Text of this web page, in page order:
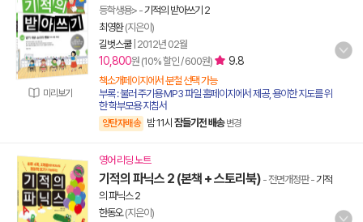
미리보기
등학생용> -기적의 받아쓰기 2
최영환(지은이)
길벗스쿨| 2012년 02월
10,800원 (10% 할인 / 600원) 9.8
책소개페이지에서 분철 선택 가능
부록 : 불러 주기용 MP3 파일 홈페이지에서 제공, 용이한 지도를 위
한 학부모용 지침서
양탄자배송 밤 11시 잠들기전 배송 변경
영어 리딩 노트
기적의 파닉스 2 (본책 + 스토리북) - 전면개정판-기적
의 파닉스 2
한동오(지은이)